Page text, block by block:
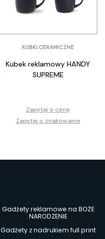
KUBKI CERAMICZNE
Kubek reklamowy HANDY
SUPREME
Zapytaj o cenę
Zapytaj o znakowanie
Gadżety reklamowe na BOŻE
NARODZENIE
Gadżety z nadrukiem full print